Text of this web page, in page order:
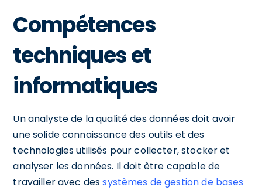
Compétences
techniques et
informatiques
Un analyste de la qualité des données doit avoir
une solide connaissance des outils et des
technologies utilisés pour collecter, stocker et
analyser les données. Il doit être capable de
travailler avec dessystèmes de gestion de bases